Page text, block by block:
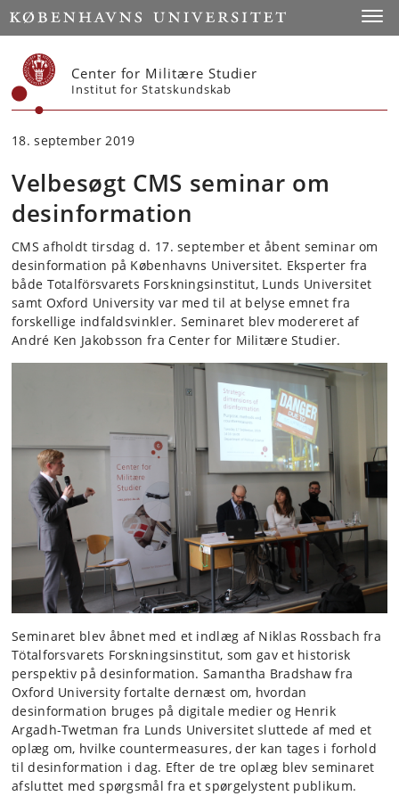
Start
Center for Militære Studier
Institut for Statskundskab
18. september 2019
Velbesøgt CMS seminar om
desinformation
CMS afholdt tirsdag d. 17. september et åbent seminar om
desinformation på Københavns Universitet. Eksperter fra
både Totalförsvarets Forskningsinstitut, Lunds Universitet
samt Oxford University var med til at belyse emnet fra
forskellige indfaldsvinkler. Seminaret blev modereret af
André Ken Jakobsson fra Center for Militære Studier.
Seminaret blev åbnet med et indlæg af Niklas Rossbach fra
Tötalforsvarets Forskningsinstitut, som gav et historisk
perspektiv på desinformation. Samantha Bradshaw fra
Oxford University fortalte dernæst om, hvordan
desinformation bruges på digitale medier og Henrik
Argadh-Twetman fra Lunds Universitet sluttede af med et
oplæg om, hvilke countermeasures, der kan tages i forhold
til desinformation i dag. Efter de tre oplæg blev seminaret
afsluttet med spørgsmål fra et spørgelystent publikum.